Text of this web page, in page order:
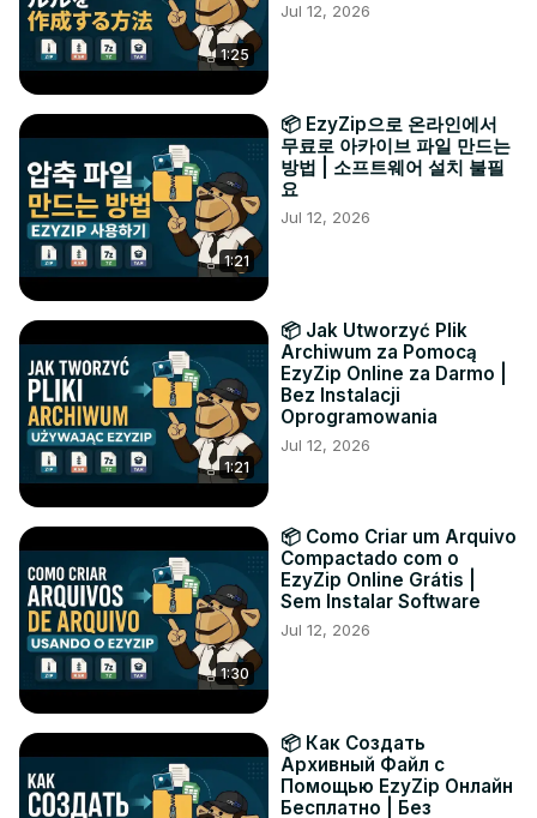
1:25
Jul 12, 2026
1:21
📦 EzyZip으로 온라인에서
무료로 아카이브 파일 만드는
방법 | 소프트웨어 설치 불필
요
Jul 12, 2026
1:21
📦 Jak Utworzyć Plik
Archiwum za Pomocą
EzyZip Online za Darmo |
Bez Instalacji
Oprogramowania
Jul 12, 2026
1:30
📦 Como Criar um Arquivo
Compactado com o
EzyZip Online Grátis |
Sem Instalar Software
Jul 12, 2026
📦 Как Создать
Архивный Файл с
Помощью EzyZip Онлайн
Бесплатно | Без